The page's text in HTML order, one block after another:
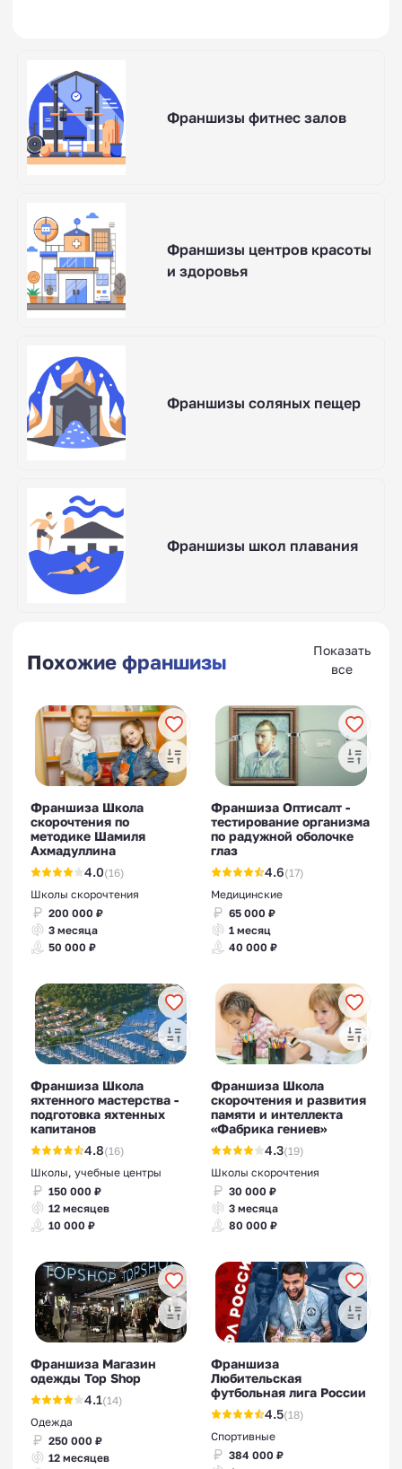
Франшизы фитнес залов
Франшизы центров красоты
и здоровья
Франшизы соляных пещер
Франшизы школ плавания
Похожие франшизы
Показать
все
Франшиза Школа
скорочтения по
методике Шамиля
Ахмадуллина
4.0(16)
Школы скорочтения
200 000 ₽
3 месяца
50 000 ₽
Франшиза Оптисалт -
тестирование организма
по радужной оболочке
глаз
4.6(17)
Медицинские
65 000 ₽
1 месяц
40 000 ₽
Франшиза Школа
яхтенного мастерства -
подготовка яхтенных
капитанов
4.8(16)
Школы, учебные центры
150 000 ₽
12 месяцев
10 000 ₽
Франшиза Школа
скорочтения и развития
памяти и интеллекта
«Фабрика гениев»
4.3(19)
Школы скорочтения
30 000 ₽
3 месяца
80 000 ₽
Франшиза Магазин
одежды Top Shop
4.1(14)
Одежда
250 000 ₽
12 месяцев
Франшиза
Любительская
футбольная лига России
4.5(18)
Спортивные
384 000 ₽